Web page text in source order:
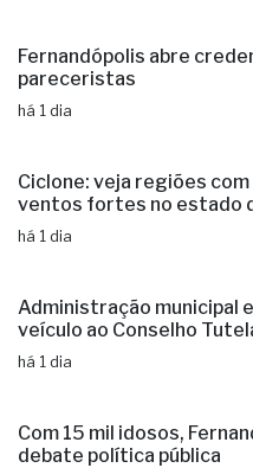
Fernandópolis abre
pareceristas
há 1 dia
Ciclone: veja regiões
ventos fortes no estado
há 1 dia
Administração municipal
veículo ao Conselho
há 1 dia
Com 15 mil idosos,
debate política pública